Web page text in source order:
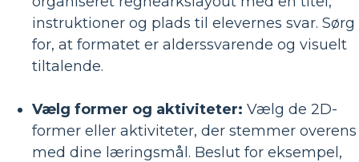
instruktioner og plads til elevernes svar. Sørg
for, at formatet er alderssvarende og visuelt
tiltalende.
Vælg former og aktiviteter: Vælg de 2D-
former eller aktiviteter, der stemmer overens
med dine læringsmål. Beslut for eksempel,